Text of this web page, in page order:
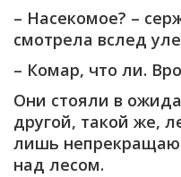
– Насекомое? –
смотрела вслед
– Комар, что ли.
Они стояли в
другой, такой же,
лишь
над лесом.